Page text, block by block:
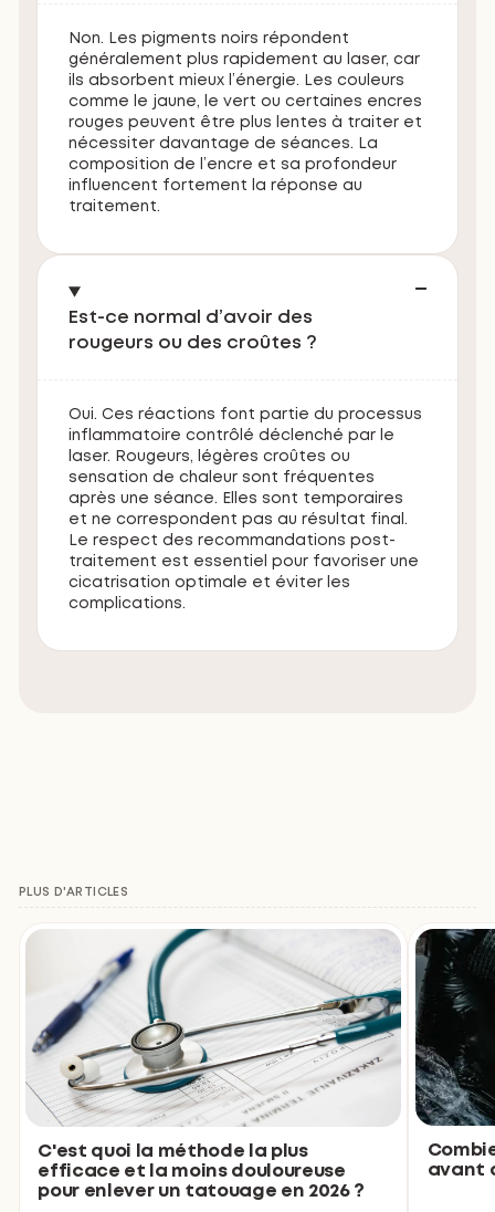
Non. Les pigments noirs répondent
généralement plus rapidement au laser, car
ils absorbent mieux l’énergie. Les couleurs
comme le jaune, le vert ou certaines encres
rouges peuvent être plus lentes à traiter et
nécessiter davantage de séances. La
composition de l’encre et sa profondeur
influencent fortement la réponse au
traitement.
Est-ce normal d’avoir des
rougeurs ou des croûtes ?
Oui. Ces réactions font partie du processus
inflammatoire contrôlé déclenché par le
laser. Rougeurs, légères croûtes ou
sensation de chaleur sont fréquentes
après une séance. Elles sont temporaires
et ne correspondent pas au résultat final.
Le respect des recommandations post-
traitement est essentiel pour favoriser une
cicatrisation optimale et éviter les
complications.
PLUS D'ARTICLES
C'est quoi la méthode la plus
efficace et la moins douloureuse
pour enlever un tatouage en 2026 ?
avant